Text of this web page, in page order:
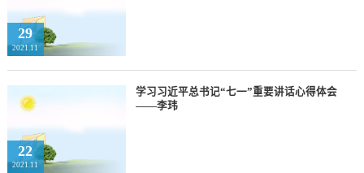
29
2021.11
22
2021.11
学习习近平总书记“七一”重要讲话心得体会
——李玮